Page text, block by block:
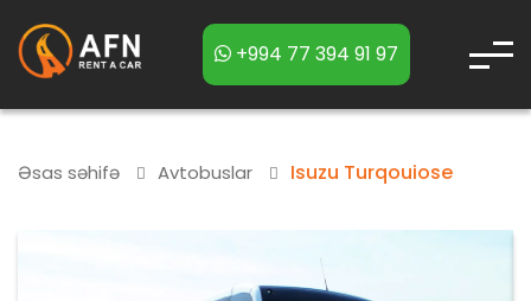
+994 77 394 91 97
Əsas səhifə Avtobuslar Isuzu Turqouiose